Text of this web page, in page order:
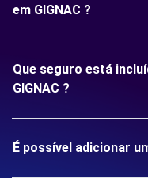
em GIGNAC ?
Que seguro está
GIGNAC ?
É possível adicionar